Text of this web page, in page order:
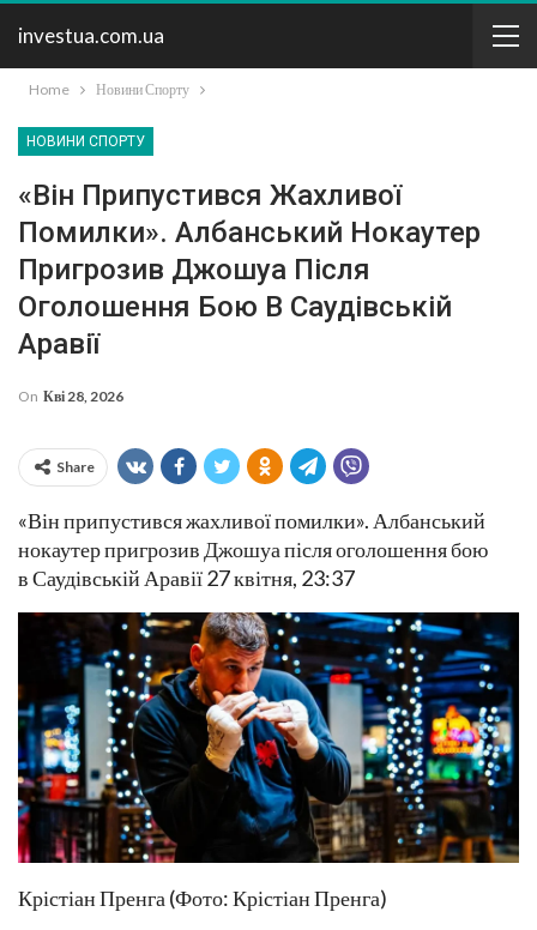
investua.com.ua
Home Новини Спорту
НОВИНИ СПОРТУ
«Він Припустився Жахливої ​​
Помилки». Албанський Нокаутер
Пригрозив Джошуа Після
Оголошення Бою В Саудівській
Аравії
On Кві 28, 2026
Share
«Він припустився жахливої ​​помилки». Албанський
нокаутер пригрозив Джошуа після оголошення бою
в Саудівській Аравії 27 квітня, 23:37
Крістіан Пренга (Фото: Крістіан Пренга)